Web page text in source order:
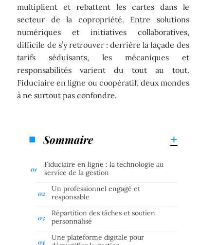
multiplient et rebattent les cartes dans le
secteur de la copropriété. Entre solutions
numériques et initiatives collaboratives,
difficile de s’y retrouver : derrière la façade des
tarifs séduisants, les mécaniques et
responsabilités varient du tout au tout.
Fiduciaire en ligne ou coopératif, deux mondes
à ne surtout pas confondre.
Sommaire
Fiduciaire en ligne : la technologie au
service de la gestion
Un professionnel engagé et
responsable
Répartition des tâches et soutien
personnalisé
Une plateforme digitale pour